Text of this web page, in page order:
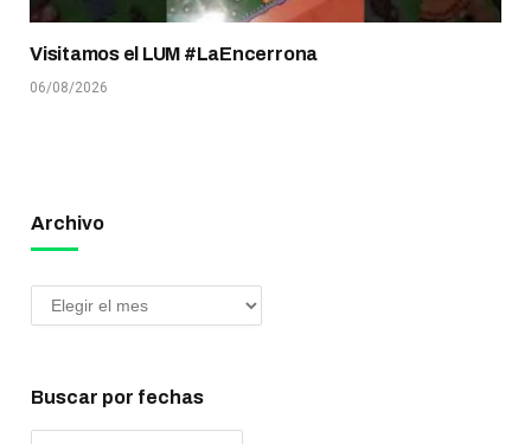
Visitamos el LUM #LaEncerrona
06/08/2026
Archivo
Buscar por fechas